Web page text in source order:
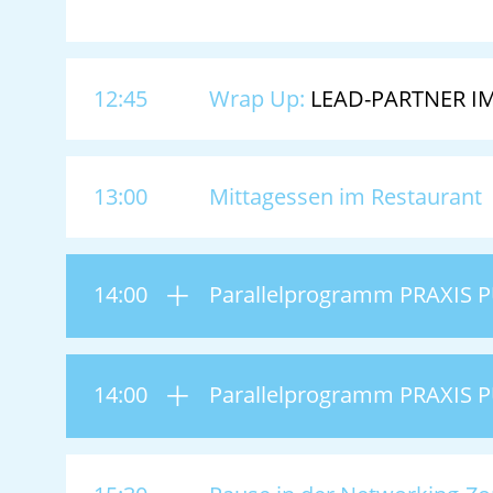
12:45 Wrap Up: LEAD-PARTNER
13:00 Mittagessen im Restaurant
14:00 Parallelprogramm PRAXIS
14:00 Parallelprogramm PRAXIS